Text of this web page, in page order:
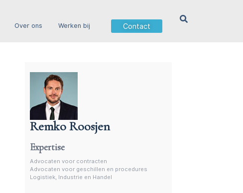
Over ons Werken bij Contact
Remko Roosjen
Advocaat voor procedures
Expertise
Advocaten voor contracten
Advocaten voor geschillen en procedures
Logistiek, Industrie en Handel